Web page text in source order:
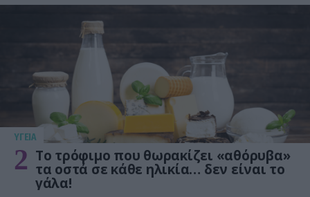
ΥΓΕΙΑ
2 Το τρόφιμο που θωρακίζει «αθόρυβα»
τα οστά σε κάθε ηλικία… δεν είναι το
γάλα!